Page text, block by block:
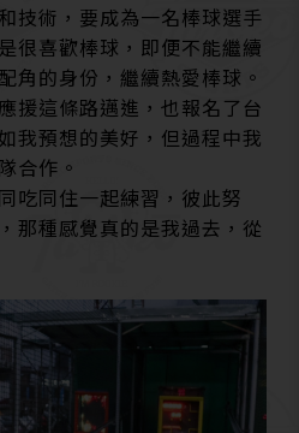
技術，要成為一名棒球選手
很喜歡棒球，即便不能繼續
角的身份，繼續熱愛棒球。
援這條路邁進，也報名了台
我預想的美好，但過程中我
合作。
吃同住一起練習，彼此努
那種感覺真的是我過去，從